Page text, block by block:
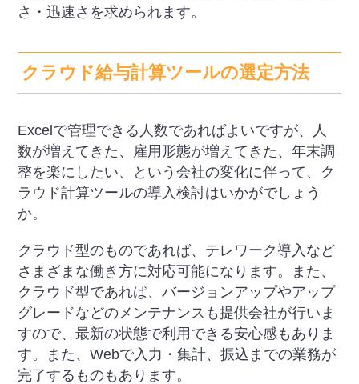
さ・迅速さを求められます。
クラウド給与計算ツールの選定方法
Excelで管理できる人数であればよいですが、人
数が増えてきた、雇用形態が増えてきた、年末調
整を楽にしたい、という会社の変化に伴って、ク
ラウド計算ツールの導入検討はいかがでしょう
か。
クラウド型のものであれば、テレワーク導入など
さまざまな働き方に対応可能になります。また、
クラウド型であれば、バージョンアップやアップ
グレードなどのメンテナンスも提供会社が行いま
すので、最新の状態で利用できる安心感もありま
す。また、Webで入力・集計、振込までの業務が
完了するものもあります。